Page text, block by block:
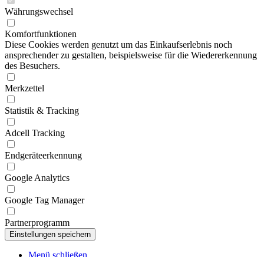
Währungswechsel
Komfortfunktionen
Diese Cookies werden genutzt um das Einkaufserlebnis noch
ansprechender zu gestalten, beispielsweise für die Wiedererkennung
des Besuchers.
Merkzettel
Statistik & Tracking
Adcell Tracking
Endgeräteerkennung
Google Analytics
Google Tag Manager
Partnerprogramm
Menü schließen